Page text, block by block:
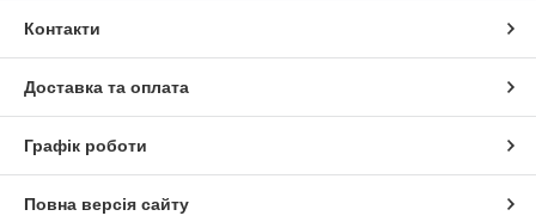
Контакти
Доставка та оплата
Графік роботи
Повна версія сайту